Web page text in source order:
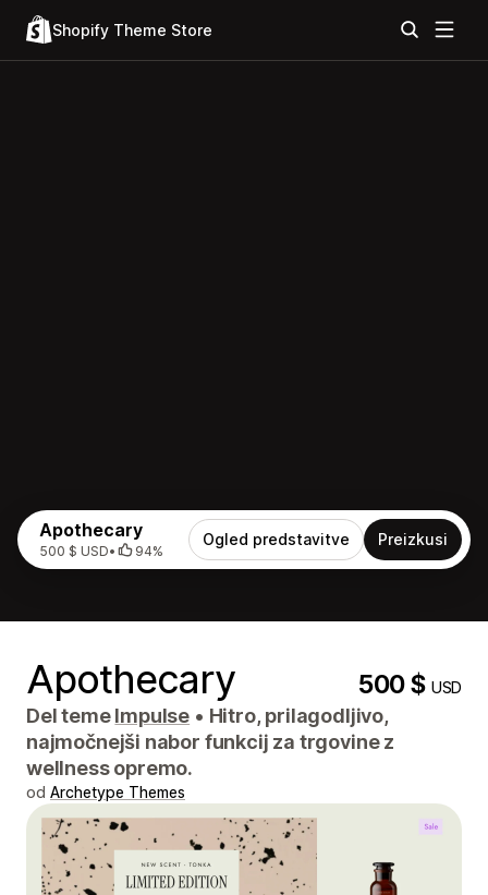
Shopify Theme Store
Apothecary
500 $ USD• 94%
Ogled predstavitve Preizkusi
Apothecary 500 $USD
Del temeImpulse • Hitro, prilagodljivo,
najmočnejši nabor funkcij za trgovine z
wellness opremo.
od Archetype Themes